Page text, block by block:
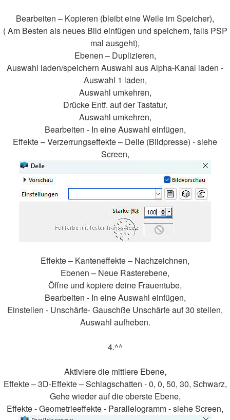
Bearbeiten – Kopieren (bleibt eine Weile im Speicher),
( Am Besten als neues Bild einfügen und speichern, falls PSP
mal ausgeht),
Ebenen – Duplizieren,
Auswahl laden/speichern Auswahl aus Alpha-Kanal laden -
Auswahl 1 laden,
Auswahl umkehren,
Drücke Entf. auf der Tastatur,
Auswahl umkehren,
Bearbeiten - In eine Auswahl einfügen,
Effekte – Verzerrungseffekte – Delle (Bildpresse) - siehe
Screen,
Effekte – Kanteneffekte – Nachzeichnen,
Ebenen – Neue Rasterebene,
Öffne und kopiere deine Frauentube,
Bearbeiten - In eine Auswahl einfügen,
Einstellen - Unschärfe- Gauschße Unschärfe auf 30 stellen,
Auswahl aufheben.
4.^^
Aktiviere die mittlere Ebene,
Effekte – 3D-Effekte – Schlagschatten - 0, 0, 50, 30, Schwarz,
Gehe wieder auf die oberste Ebene,
Effekte - Geometrieeffekte - Parallelogramm - siehe Screen,